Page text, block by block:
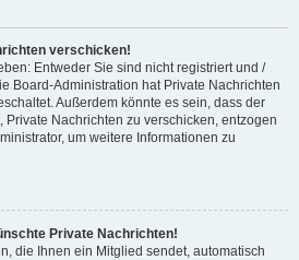
verschicken!
Entweder Sie sind nicht registriert und /
Board-Administration hat Private Nachrichten
Außerdem könnte es sein, dass der
Private Nachrichten zu verschicken, entzogen
um weitere Informationen zu
Private Nachrichten!
die Ihnen ein Mitglied sendet, automatisch